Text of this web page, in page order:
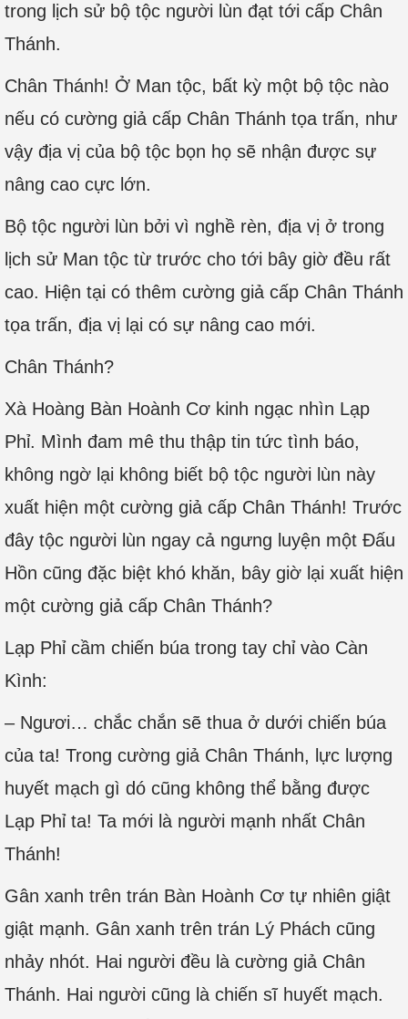
trong lịch sử bộ tộc người lùn đạt tới cấp Chân
Thánh.
Chân Thánh! Ở Man tộc, bất kỳ một bộ tộc nào
nếu có cường giả cấp Chân Thánh tọa trấn, như
vậy địa vị của bộ tộc bọn họ sẽ nhận được sự
nâng cao cực lớn.
Bộ tộc người lùn bởi vì nghề rèn, địa vị ở trong
lịch sử Man tộc từ trước cho tới bây giờ đều rất
cao. Hiện tại có thêm cường giả cấp Chân Thánh
tọa trấn, địa vị lại có sự nâng cao mới.
Chân Thánh?
Xà Hoàng Bàn Hoành Cơ kinh ngạc nhìn Lạp
Phỉ. Mình đam mê thu thập tin tức tình báo,
không ngờ lại không biết bộ tộc người lùn này
xuất hiện một cường giả cấp Chân Thánh! Trước
đây tộc người lùn ngay cả ngưng luyện một Đấu
Hồn cũng đặc biệt khó khăn, bây giờ lại xuất hiện
một cường giả cấp Chân Thánh?
Lạp Phỉ cầm chiến búa trong tay chỉ vào Càn
Kình:
– Ngươi… chắc chắn sẽ thua ở dưới chiến búa
của ta! Trong cường giả Chân Thánh, lực lượng
huyết mạch gì dó cũng không thể bằng được
Lạp Phỉ ta! Ta mới là người mạnh nhất Chân
Thánh!
Gân xanh trên trán Bàn Hoành Cơ tự nhiên giật
giật mạnh. Gân xanh trên trán Lý Phách cũng
nhảy nhót. Hai người đều là cường giả Chân
Thánh. Hai người cũng là chiến sĩ huyết mạch.